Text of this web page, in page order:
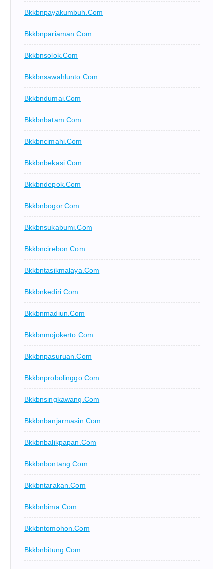
Bkkbnpayakumbuh.com
Bkkbnpariaman.com
Bkkbnsolok.com
Bkkbnsawahlunto.com
Bkkbndumai.com
Bkkbnbatam.com
Bkkbncimahi.com
Bkkbnbekasi.com
Bkkbndepok.com
Bkkbnbogor.com
Bkkbnsukabumi.com
Bkkbncirebon.com
Bkkbntasikmalaya.com
Bkkbnkediri.com
Bkkbnmadiun.com
Bkkbnmojokerto.com
Bkkbnpasuruan.com
Bkkbnprobolinggo.com
Bkkbnsingkawang.com
Bkkbnbanjarmasin.com
Bkkbnbalikpapan.com
Bkkbnbontang.com
Bkkbntarakan.com
Bkkbnbima.com
Bkkbntomohon.com
Bkkbnbitung.com